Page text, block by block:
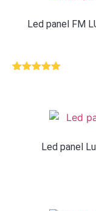
Led panel FM
Led panel